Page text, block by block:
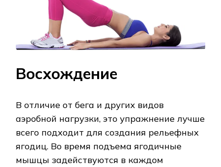
Восхождение
В отличие от бега и других видов
аэробной нагрузки, это упражнение лучше
всего подходит для создания рельефных
ягодиц. Во время подъема ягодичные
мышцы задействуются в каждом